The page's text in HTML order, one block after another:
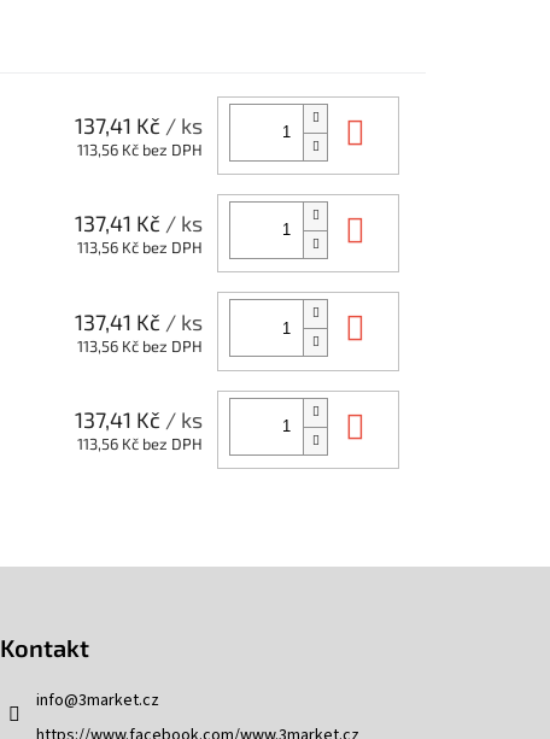
137,41 Kč / ks
113,56 Kč bez DPH
137,41 Kč / ks
113,56 Kč bez DPH
137,41 Kč / ks
113,56 Kč bez DPH
137,41 Kč / ks
113,56 Kč bez DPH
Kontakt
info@3market.cz